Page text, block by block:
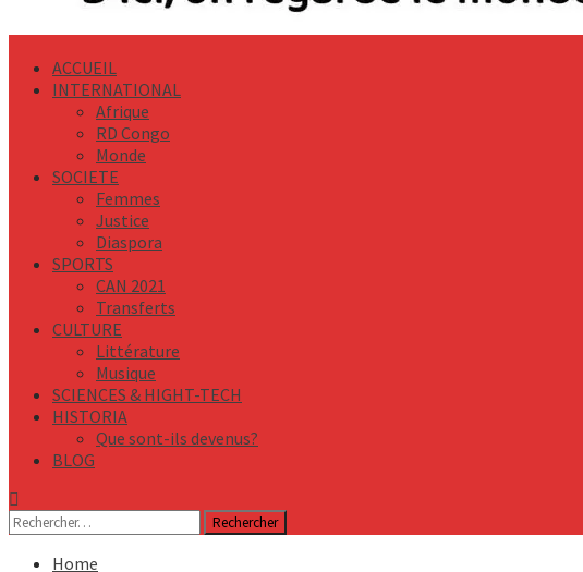
ACCUEIL
INTERNATIONAL
Afrique
RD Congo
Monde
SOCIETE
Femmes
Justice
Diaspora
SPORTS
CAN 2021
Transferts
CULTURE
Littérature
Musique
SCIENCES & HIGHT-TECH
HISTORIA
Que sont-ils devenus?
BLOG
Rechercher :
Home